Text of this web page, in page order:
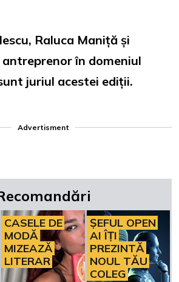
Raluca Maniță și
antreprenor în domeniul
juriul acestei ediții.
Advertisment
CASELE DE
MODĂ
MIZEAZĂ
LITERAR
ȘEFUL OPEN
AI ÎȚI
PREZINTĂ
NOUL TĂU
COLEG